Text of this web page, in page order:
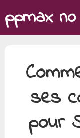
to
content
ppmax
ses
pour